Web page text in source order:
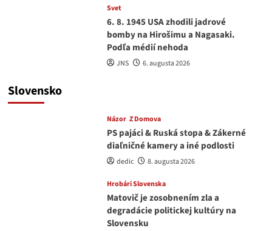
Svet
6. 8. 1945 USA zhodili jadrové
bomby na Hirošimu a Nagasaki.
Podľa médií nehoda
JNS 6. augusta 2026
Slovensko
Názor Z Domova
PS pajáci & Ruská stopa & Zákerné
diaľničné kamery a iné podlosti
dedic 8. augusta 2026
Hrobári Slovenska
Matovič je zosobnením zla a
degradácie politickej kultúry na
Slovensku